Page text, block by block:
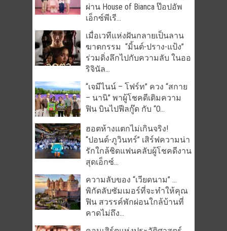
ผ่าน House of Bianca ป๊อปอัพ
เอ็กซ์พีเรี...
เมื่อเวทีแห่งฝันกลายเป็นลาน
ฆาตกรรม “มิ้นต์-ปราง-แป้ง”
ร่วมดิ่งลึกไปกับความลับ ในออ
ริจินัล...
“เจมีไนน์ – โฟร์ท” ควง “สกาย
– นานิ” พาผู้โชคดีเติมความ
ฟิน บินไปฟีลกู๊ด กับ “O...
ฮอตห้างแตกไม่เกินจริง!
“ปอนด์-ภูวินทร์” เสิร์ฟความน่า
รักใกล้ชิดแฟนคลับผู้โชคดีงาน
สุดเอ็กซ์...
ความลับของ “เวียดนาม” …
พิกัดลับซัมเมอร์ที่จะทำให้คุณ
ฟิน สวรรค์พักผ่อนใกล้บ้านที่
คาดไม่ถึง...